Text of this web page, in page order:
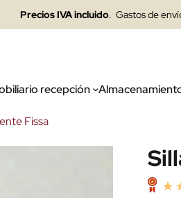
Precios IVA incluido. Gastos de
recepción
Fissa